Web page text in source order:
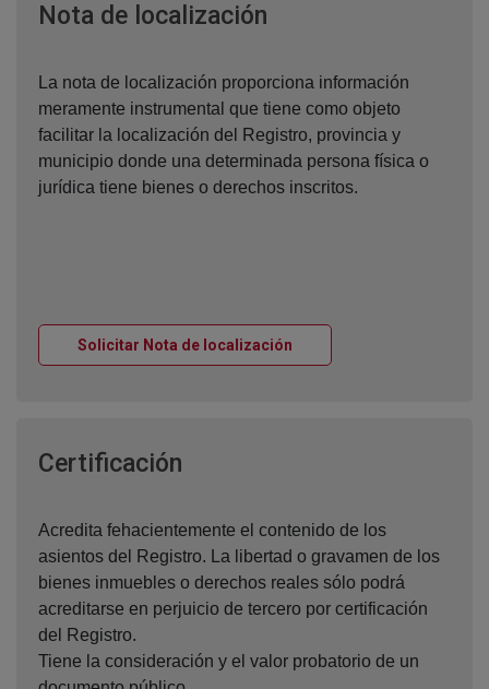
Nota de localización
La nota de localización proporciona información
meramente instrumental que tiene como objeto
facilitar la localización del Registro, provincia y
municipio donde una determinada persona física o
jurídica tiene bienes o derechos inscritos.
Solicitar Nota de localización
Certificación
Acredita fehacientemente el contenido de los
asientos del Registro. La libertad o gravamen de los
bienes inmuebles o derechos reales sólo podrá
acreditarse en perjuicio de tercero por certificación
del Registro.
Tiene la consideración y el valor probatorio de un